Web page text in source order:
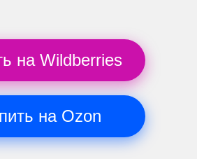
на Wildberries
на Ozon